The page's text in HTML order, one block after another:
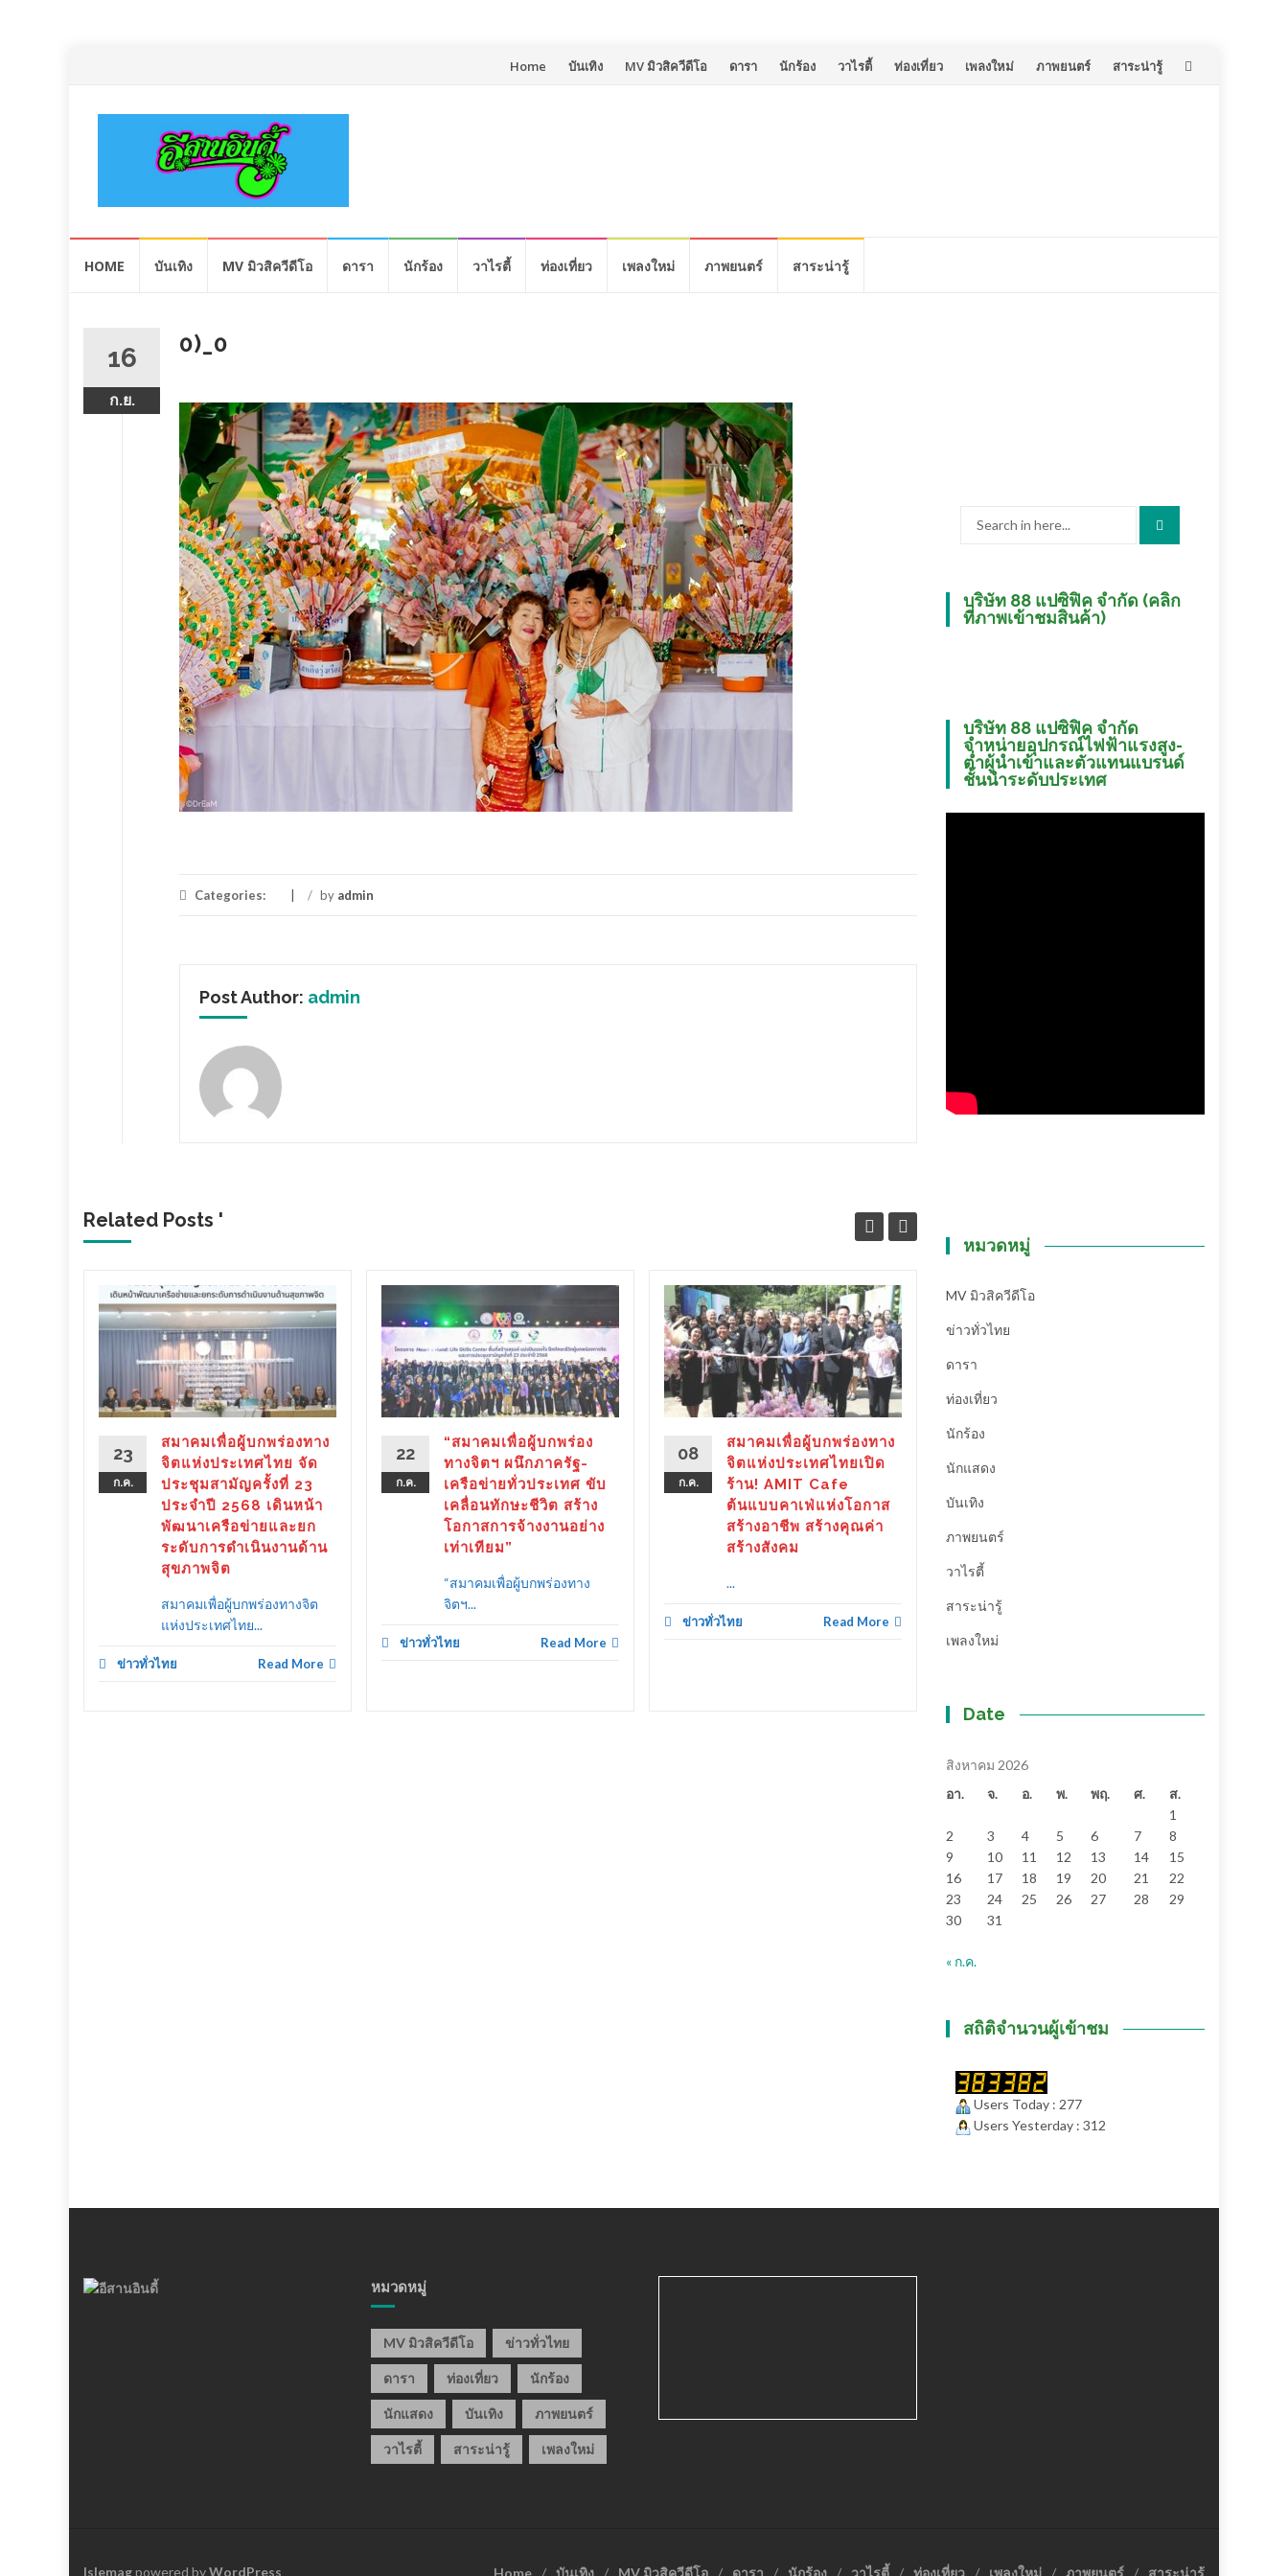
Skip
Home บันเทิง MV มิวสิควีดีโอ ดารา นักร้อง วาไรตี้ ท่องเที่ยว เพลงใหม่ ภาพยนตร์ สาระน่ารู้
HOME บันเทิง MV มิวสิควีดีโอ ดารา นักร้อง วาไรตี้ ท่องเที่ยว เพลงใหม่ ภาพยนตร์ สาระน่ารู้
16
ก.ย.
0)_0
Categories: / by admin
Post Author: admin
Related Posts '
23
ก.ค.
สมาคมเพื่อผู้บกพร่องทาง
จิตแห่งประเทศไทย จัด
ประชุมสามัญครั้งที่ 23
ประจำปี 2568 เดินหน้า
พัฒนาเครือข่ายและยก
ระดับการดำเนินงานด้าน
สุขภาพจิต
สมาคมเพื่อผู้บกพร่องทางจิต
แห่งประเทศไทย...
ข่าวทั่วไทย Read More
22
ก.ค.
“สมาคมเพื่อผู้บกพร่อง
ทางจิตฯ ผนึกภาครัฐ-
เครือข่ายทั่วประเทศ ขับ
เคลื่อนทักษะชีวิต สร้าง
โอกาสการจ้างงานอย่าง
เท่าเทียม”
“สมาคมเพื่อผู้บกพร่องทาง
จิตฯ...
ข่าวทั่วไทย Read More
08
ก.ค.
สมาคมเพื่อผู้บกพร่องทาง
จิตแห่งประเทศไทยเปิด
ร้าน! AMIT Cafe
ต้นแบบคาเฟ่แห่งโอกาส
สร้างอาชีพ สร้างคุณค่า
สร้างสังคม
...
ข่าวทั่วไทย Read More
20
บริษัท 88 แปซิฟิค จำกัด (คลิก
ที่ภาพเข้าชมสินค้า)
บริษัท 88 แปซิฟิค จำกัด
จำหน่ายอุปกรณ์ไฟฟ้าแรงสูง-
ต่ำผู้นำเข้าและตัวแทนแบรนด์
ชั้นนำระดับประเทศ
หมวดหมู่
MV มิวสิควีดีโอ
ข่าวทั่วไทย
ดารา
ท่องเที่ยว
นักร้อง
นักแสดง
บันเทิง
ภาพยนตร์
วาไรตี้
สาระน่ารู้
เพลงใหม่
Date
สิงหาคม 2026
อา.
จ. อ. พ. พฤ. ศ.
ส.
1
2
3 4 5 6 7
8
9
10 11 12 13 14
15
16
17 18 19 20 21
22
23
24 25 26 27 28
29
30
31
« ก.ค.
สถิติจำนวนผู้เข้าชม
Users Today : 277
Users Yesterday : 312
หมวดหมู่
MV มิวสิควีดีโอ ข่าวทั่วไทย
ดารา ท่องเที่ยว นักร้อง
นักแสดง บันเทิง ภาพยนตร์
วาไรตี้ สาระน่ารู้ เพลงใหม่
Home บันเทิง MV มิวสิควีดีโอ ดารา นักร้อง วาไรตี้ ท่องเที่ยว เพลงใหม่ ภาพยนตร์ สาระน่ารู้
Islemagpowered byWordPress